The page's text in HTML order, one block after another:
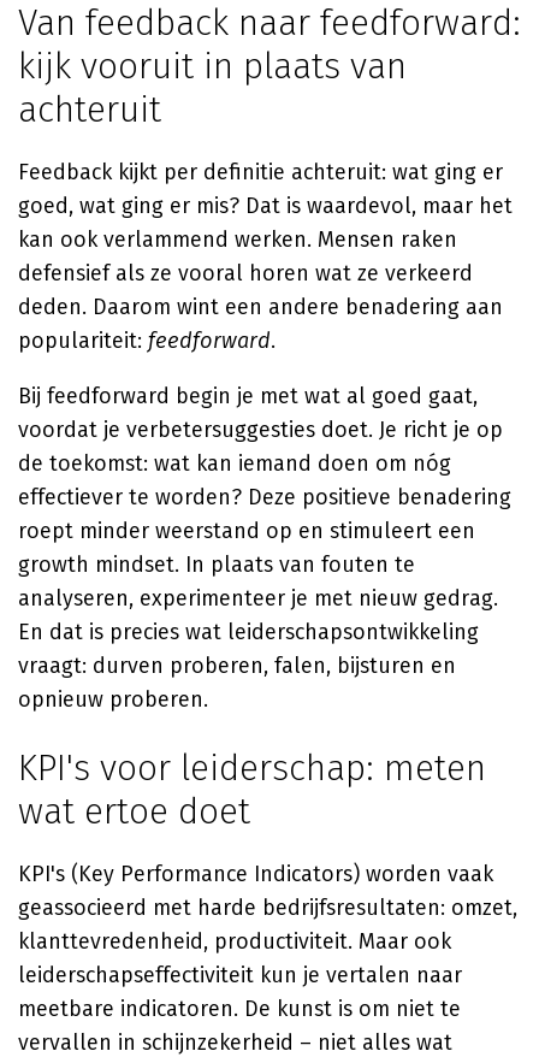
Van feedback naar feedforward:
kijk vooruit in plaats van
achteruit
Feedback kijkt per definitie achteruit: wat ging er
goed, wat ging er mis? Dat is waardevol, maar het
kan ook verlammend werken. Mensen raken
defensief als ze vooral horen wat ze verkeerd
deden. Daarom wint een andere benadering aan
populariteit: feedforward.
Bij feedforward begin je met wat al goed gaat,
voordat je verbetersuggesties doet. Je richt je op
de toekomst: wat kan iemand doen om nóg
effectiever te worden? Deze positieve benadering
roept minder weerstand op en stimuleert een
growth mindset. In plaats van fouten te
analyseren, experimenteer je met nieuw gedrag.
En dat is precies wat leiderschapsontwikkeling
vraagt: durven proberen, falen, bijsturen en
opnieuw proberen.
KPI's voor leiderschap: meten
wat ertoe doet
KPI's (Key Performance Indicators) worden vaak
geassocieerd met harde bedrijfsresultaten: omzet,
klanttevredenheid, productiviteit. Maar ook
leiderschapseffectiviteit kun je vertalen naar
meetbare indicatoren. De kunst is om niet te
vervallen in schijnzekerheid – niet alles wat